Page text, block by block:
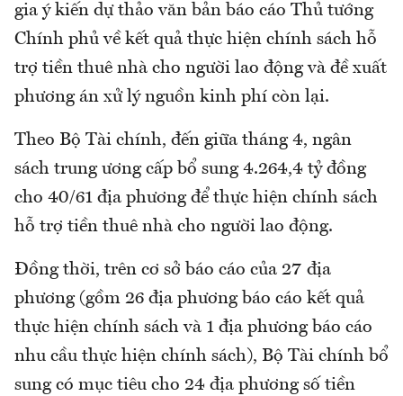
gia ý kiến dự thảo văn bản báo cáo Thủ tướng
Chính phủ về kết quả thực hiện chính sách hỗ
trợ tiền thuê nhà cho người lao động và đề xuất
phương án xử lý nguồn kinh phí còn lại.
Theo Bộ Tài chính, đến giữa tháng 4, ngân
sách trung ương cấp bổ sung 4.264,4 tỷ đồng
cho 40/61 địa phương để thực hiện chính sách
hỗ trợ tiền thuê nhà cho người lao động.
Đồng thời, trên cơ sở báo cáo của 27 địa
phương (gồm 26 địa phương báo cáo kết quả
thực hiện chính sách và 1 địa phương báo cáo
nhu cầu thực hiện chính sách), Bộ Tài chính bổ
sung có mục tiêu cho 24 địa phương số tiền